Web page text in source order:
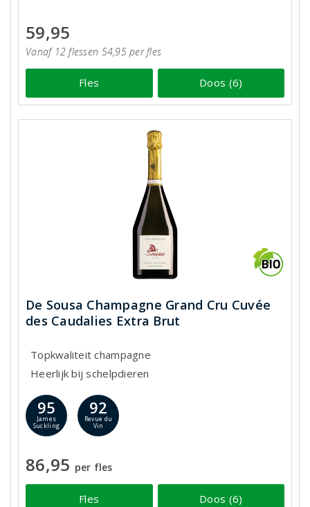
59,95
Vanaf 12 flessen 54,95 per fles
Fles Doos (6)
De Sousa Champagne Grand Cru Cuvée
des Caudalies Extra Brut
Topkwaliteit champagne
Heerlijk bij schelpdieren
95
James
Suckling
92
Revue du
Vin
86,95 per fles
Fles Doos (6)